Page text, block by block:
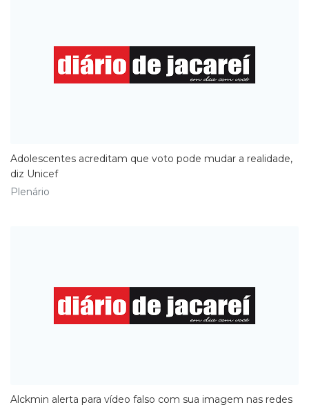
Adolescentes acreditam que voto pode mudar a realidade,
diz Unicef
Plenário
Alckmin alerta para vídeo falso com sua imagem nas redes